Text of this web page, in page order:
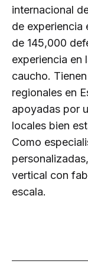
internacional
de experiencia
de 145,000
experiencia
caucho.
regionales en
apoyadas por
locales bien
Como
vertical con
escala.